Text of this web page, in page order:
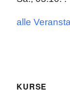
alle
KURSE